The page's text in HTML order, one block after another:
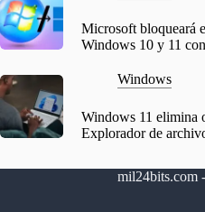
Microsoft bloqueará
Windows 10 y 11
Windows
Windows 11 elimina
Explorador de
mil24bits.com